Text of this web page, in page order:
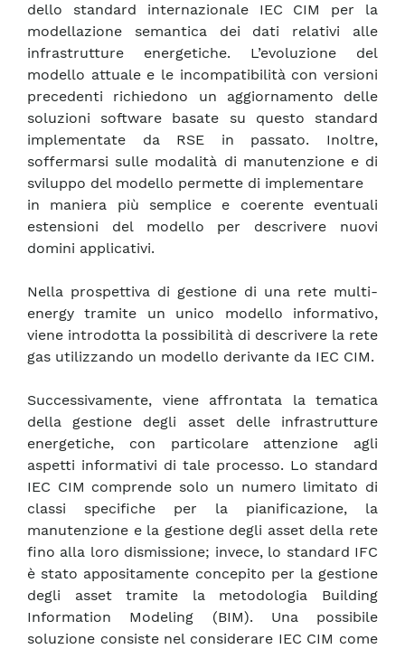
dello standard internazionale IEC CIM per la
modellazione semantica dei dati relativi alle
infrastrutture energetiche. L’evoluzione del
modello attuale e le incompatibilità con versioni
precedenti richiedono un aggiornamento delle
soluzioni software basate su questo standard
implementate da RSE in passato. Inoltre,
soffermarsi sulle modalità di manutenzione e di
sviluppo del modello permette di implementare
in maniera più semplice e coerente eventuali
estensioni del modello per descrivere nuovi
domini applicativi.
Nella prospettiva di gestione di una rete multi-
energy tramite un unico modello informativo,
viene introdotta la possibilità di descrivere la rete
gas utilizzando un modello derivante da IEC CIM.
Successivamente, viene affrontata la tematica
della gestione degli asset delle infrastrutture
energetiche, con particolare attenzione agli
aspetti informativi di tale processo. Lo standard
IEC CIM comprende solo un numero limitato di
classi specifiche per la pianificazione, la
manutenzione e la gestione degli asset della rete
fino alla loro dismissione; invece, lo standard IFC
è stato appositamente concepito per la gestione
degli asset tramite la metodologia Building
Information Modeling (BIM). Una possibile
soluzione consiste nel considerare IEC CIM come